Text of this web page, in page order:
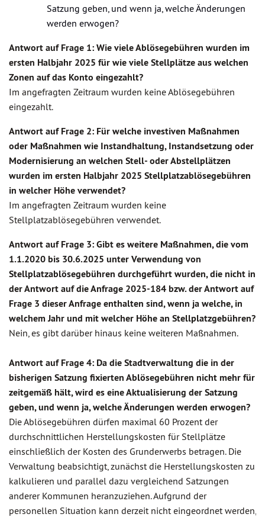
Satzung geben, und wenn ja, welche Änderungen
werden erwogen?
Antwort auf Frage 1: Wie viele Ablösegebühren wurden im
ersten Halbjahr 2025 für wie viele Stellplätze aus welchen
Zonen auf das Konto eingezahlt?
Im angefragten Zeitraum wurden keine Ablösegebühren
eingezahlt.
Antwort auf Frage 2: Für welche investiven Maßnahmen
oder Maßnahmen wie Instandhaltung, Instandsetzung oder
Modernisierung an welchen Stell- oder Abstellplätzen
wurden im ersten Halbjahr 2025 Stellplatzablösegebühren
in welcher Höhe verwendet?
Im angefragten Zeitraum wurden keine
Stellplatzablösegebühren verwendet.
Antwort auf Frage 3: Gibt es weitere Maßnahmen, die vom
1.1.2020 bis 30.6.2025 unter Verwendung von
Stellplatzablösegebühren durchgeführt wurden, die nicht in
der Antwort auf die Anfrage 2025-184 bzw. der Antwort auf
Frage 3 dieser Anfrage enthalten sind, wenn ja welche, in
welchem Jahr und mit welcher Höhe an Stellplatzgebühren?
Nein, es gibt darüber hinaus keine weiteren Maßnahmen.
Antwort auf Frage 4: Da die Stadtverwaltung die in der
bisherigen Satzung fixierten Ablösegebühren nicht mehr für
zeitgemäß hält, wird es eine Aktualisierung der Satzung
geben, und wenn ja, welche Änderungen werden erwogen?
Die Ablösegebühren dürfen maximal 60 Prozent der
durchschnittlichen Herstellungskosten für Stellplätze
einschließlich der Kosten des Grunderwerbs betragen. Die
Verwaltung beabsichtigt, zunächst die Herstellungskosten zu
kalkulieren und parallel dazu vergleichend Satzungen
anderer Kommunen heranzuziehen. Aufgrund der
personellen Situation kann derzeit nicht eingeordnet werden,